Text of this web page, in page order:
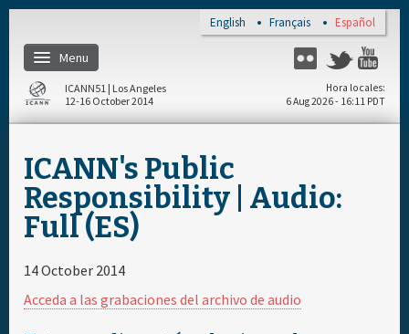
English Français Español
Menu
Flickr Twitter
Inicio
Regístrese
Materiales & Medios
Cronograma diario
ICANN51 | Los Angeles
12-16 October 2014
Hora locales
6 Aug 2026 - 16:11 PDT
ICANN's Public
Responsibility | Audio:
Full (ES)
14 October 2014
Acceda a las grabaciones del archivo de audio